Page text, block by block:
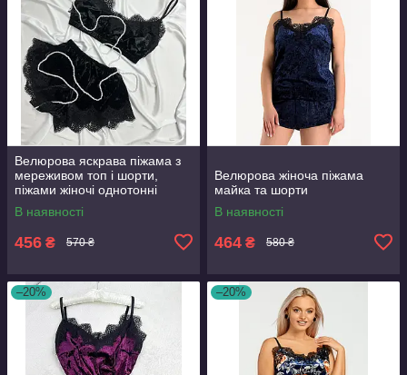
Велюрова яскрава піжама з
мереживом топ і шорти,
піжами жіночі однотонні
В наявності
456 ₴ 570 ₴
Велюрова жіноча піжама
майка та шорти
В наявності
464 ₴ 580 ₴
–20% –20%